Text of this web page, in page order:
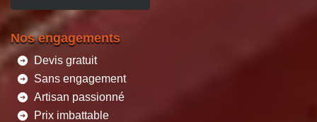
Nos engagements
Devis gratuit
Sans engagement
Artisan passionné
Prix imbattable